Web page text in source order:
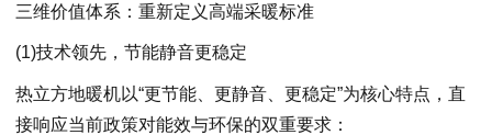
三维价值体系：重新定义高端采暖标准
(1)技术领先，节能静音更稳定
热立方地暖机以“更节能、更静音、更稳定”为核心特点，直
接响应当前政策对能效与环保的双重要求：